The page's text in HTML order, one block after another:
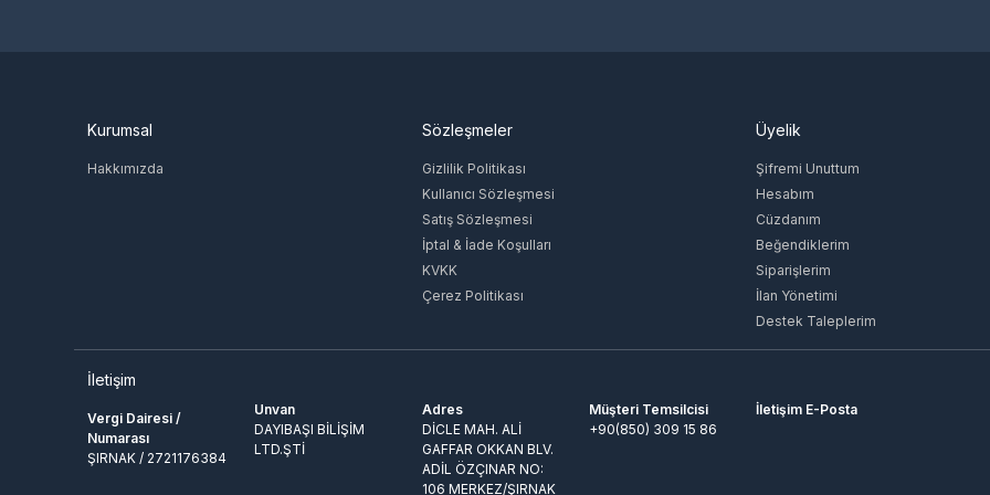
Kurumsal
Hakkımızda
Sözleşmeler
Gizlilik Politikası
Kullanıcı Sözleşmesi
Satış Sözleşmesi
İptal & İade Koşulları
KVKK
Çerez Politikası
Üyelik
Şifremi Unuttum
Hesabım
Cüzdanım
Beğendiklerim
Siparişlerim
İlan Yönetimi
Destek Taleplerim
İletişim
Vergi Dairesi /
Numarası
ŞIRNAK / 2721176384
Unvan
DAYIBAŞI BİLİŞİM
LTD.ŞTİ
Adres
DİCLE MAH. ALİ
GAFFAR OKKAN BLV.
ADİL ÖZÇINAR NO:
106 MERKEZ/ŞIRNAK
Müşteri Temsilcisi
+90(850) 309 15 86
İletişim E-Posta